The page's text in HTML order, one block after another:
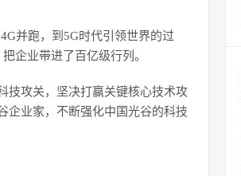
并跑，到5G时代引领世界的过
企业带进了百亿级行列。
技攻关，坚决打赢关键核心技术攻
企业家，不断强化中国光谷的科技